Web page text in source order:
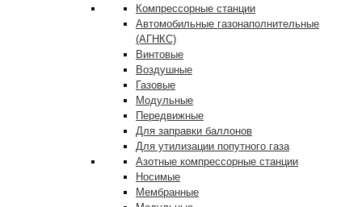
Компрессорные станции
Автомобильные газонаполнительные
(АГНКС)
Винтовые
Воздушные
Газовые
Модульные
Передвижные
Для заправки баллонов
Для утилизации попутного газа
Азотные компрессорные станции
Носимые
Мембранные